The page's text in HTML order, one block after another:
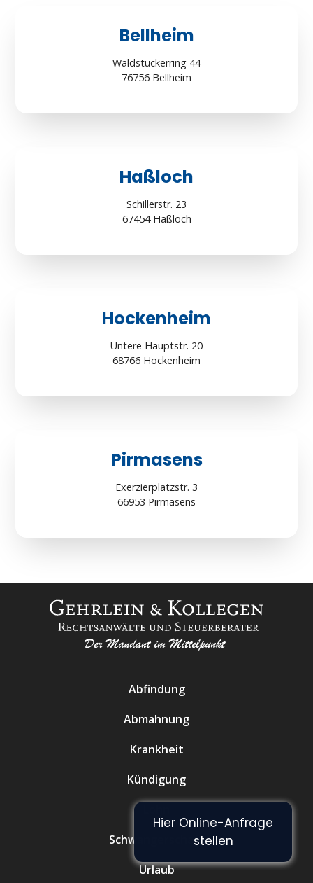
Bellheim
Waldstückerring 44
76756 Bellheim
Haßloch
Schillerstr. 23
67454 Haßloch
Hockenheim
Untere Hauptstr. 20
68766 Hockenheim
Pirmasens
Exerzierplatzstr. 3
66953 Pirmasens
Abfindung
Abmahnung
Krankheit
Kündigung
Schwangerschaft
Urlaub
Hier Online-Anfrage
stellen